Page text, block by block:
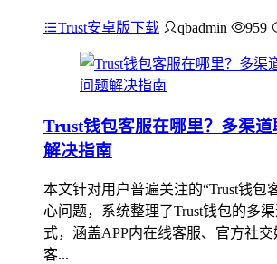
Trust安卓版下载 qbadmin 959
Trust钱包客服在哪里？多渠
解决指南
本文针对用户普遍关注的“Trust钱包
心问题，系统整理了Trust钱包的多
式，涵盖APP内在线客服、官方社
客...